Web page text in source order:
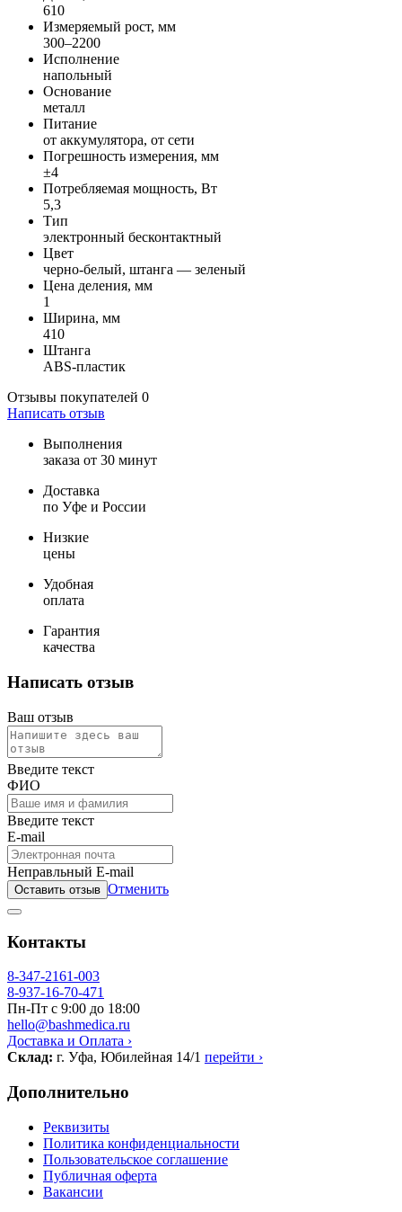
610
Измеряемый рост, мм
300–2200
Исполнение
напольный
Основание
металл
Питание
от аккумулятора, от сети
Погрешность измерения, мм
±4
Потребляемая мощность, Вт
5,3
Тип
электронный бесконтактный
Цвет
черно-белый, штанга — зеленый
Цена деления, мм
1
Ширина, мм
410
Штанга
ABS-пластик
Отзывы покупателей 0
Написать отзыв
Выполнения
заказа от 30 минут
Доставка
по Уфе и России
Низкие
цены
Удобная
оплата
Гарантия
качества
Написать отзыв
Ваш отзыв
Введите текст
ФИО
Введите текст
E-mail
Неправльный E-mail
Оставить отзыв Отменить
Контакты
8-347-2161-003
8-937-16-70-471
Пн-Пт с 9:00 до 18:00
hello@bashmedica.ru
Доставка и Оплата ›
Склад: г. Уфа, Юбилейная 14/1 перейти ›
Дополнительно
Реквизиты
Политика конфиденциальности
Пользовательское соглашение
Публичная оферта
Вакансии